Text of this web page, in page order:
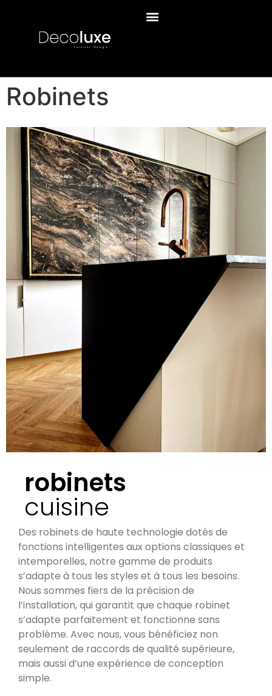
Robinets
robinets
cuisine
Des robinets de haute technologie dotés de
fonctions intelligentes aux options classiques et
intemporelles, notre gamme de produits
s’adapte à tous les styles et à tous les besoins.
Nous sommes fiers de la précision de
l’installation, qui garantit que chaque robinet
s’adapte parfaitement et fonctionne sans
problème. Avec nous, vous bénéficiez non
seulement de raccords de qualité supérieure,
mais aussi d’une expérience de conception
simple.